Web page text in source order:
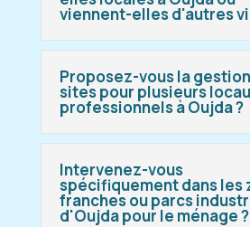
viennent-elles d'autres
Proposez-vous la
sites pour plusieurs
professionnels à Oujda ?
Intervenez-vous
spécifiquement dans les
franches ou parcs
d'Oujda pour le ménage ?